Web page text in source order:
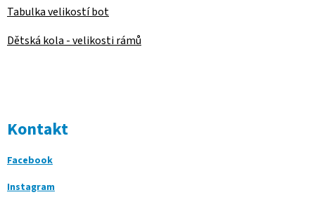
Tabulka velikostí bot
Dětská kola - velikosti rámů
Kontakt
Facebook
Instagram